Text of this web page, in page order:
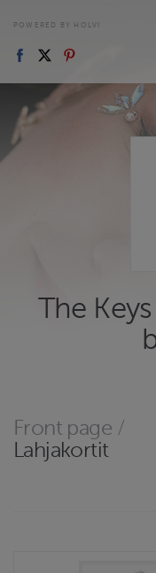
POWERED BY HOLVI
The
energiavalmennuksen ja
Website
Front page /
Lahjakortit